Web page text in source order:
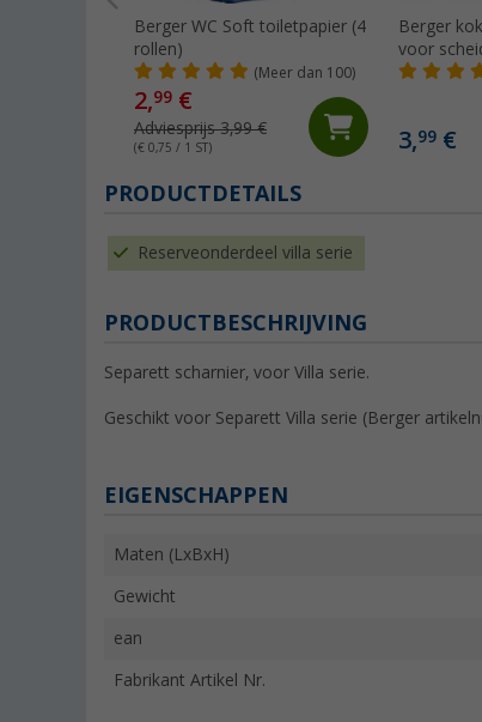
Berger WC Soft toiletpapier (4
rollen)
(Meer dan 100)
2,99 €
Adviesprijs 3,99 €
(€ 0,75 / 1 ST)
Berger
voor
3,99 €
PRODUCTDETAILS
Reserveonderdeel villa serie
PRODUCTBESCHRIJVING
Separett scharnier, voor Villa serie.
Geschikt voor Separett Villa serie (Berger
EIGENSCHAPPEN
Maten (LxBxH)
Gewicht
ean
Fabrikant Artikel Nr.